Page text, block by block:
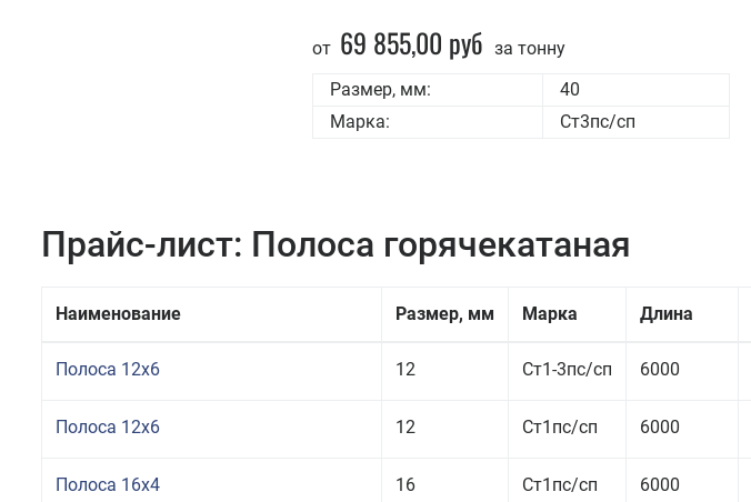
от 69 855,00 руб за тонну
Размер, мм:
40
Марка:
Ст3пс/сп
Прайс-лист: Полоса горячекатаная
Наименование Размер, мм Марка Длина
Полоса 12x6 12 Ст1-3пс/сп 6000
Полоса 12x6 12 Ст1пс/сп 6000
Полоса 16x4 16 Ст1пс/сп 6000